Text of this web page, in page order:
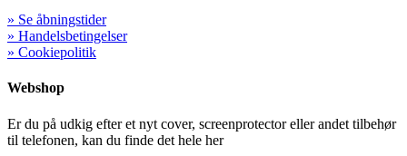
» Se åbningstider
» Handelsbetingelser
» Cookiepolitik
Webshop
Er du på udkig efter et nyt cover, screenprotector eller andet tilbehør
til telefonen, kan du finde det hele her